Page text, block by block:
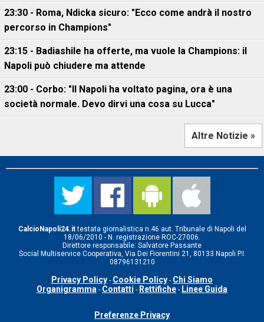
23:30 - Roma, Ndicka sicuro: "Ecco come andrà il nostro
percorso in Champions"
23:15 - Badiashile ha offerte, ma vuole la Champions: il
Napoli può chiudere ma attende
23:00 - Corbo: "Il Napoli ha voltato pagina, ora è una
società normale. Devo dirvi una cosa su Lucca"
Altre Notizie »
CalcioNapoli24.ittestata giornalistica n.46 aut. Tribunale di Napoli del
18/06/2010 - N. registrazione ROC-27006.
Direttore responsabile: Salvatore Passante
Social Multiservice Cooperativa, Via Dei Fiorentini 21, 80133 Napoli P.I.
08796131210
Privacy Policy - Cookie Policy - Chi Siamo
Organigramma - Contatti - Rettifiche - Linee Guida
Preferenze Privacy